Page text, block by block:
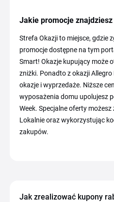
Jakie promocje
Strefa Okazji to miejsce, gdzie
promocje dostępne na tym
Smart! Okazje kupujący może
zniżki. Ponadto z okazji
okazje i wyprzedaże. Niższe
wyposażenia domu upolujesz
Week. Specjalne oferty
Lokalnie oraz wykorzystując
zakupów.
Jak zrealizować kupony